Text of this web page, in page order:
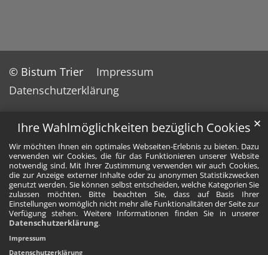
Ihre Wahlmöglichkeiten bezüglich Cookies
Wir möchten Ihnen ein optimales Webseiten-Erlebnis zu bieten. Dazu
verwenden wir Cookies, die für das Funktionieren unserer Website
notwendig sind. Mit Ihrer Zustimmung verwenden wir auch Cookies,
die zur Anzeige externer Inhalte oder zu anonymen Statistikzwecken
genutzt werden. Sie können selbst entscheiden, welche Kategorien Sie
zulassen möchten. Bitte beachten Sie, dass auf Basis Ihrer
Einstellungen womöglich nicht mehr alle Funktionalitäten der Seite zur
Verfügung stehen. Weitere Informationen finden Sie in unserer
Datenschutzerklärung.
✕
Impressum
Datenschutzerklärung
© Bistum Trier
Impressum
Datenschutzerklärung